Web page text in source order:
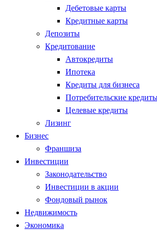
Дебетовые карты
Кредитные карты
Депозиты
Кредитование
Автокредиты
Ипотека
Кредиты для бизнеса
Потребительские
Целевые кредиты
Лизинг
Бизнес
Франшиза
Инвестиции
Законодательство
Инвестиции в акции
Фондовый рынок
Недвижимость
Экономика